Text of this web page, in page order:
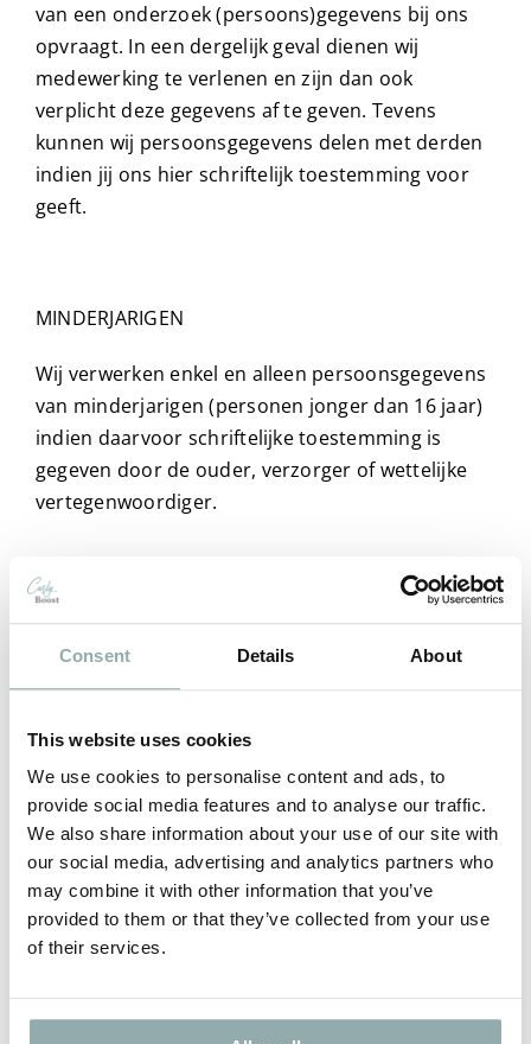
Consent Details About
This website uses cookies
We use cookies to personalise content and ads, to
provide social media features and to analyse our traffic.
We also share information about your use of our site with
our social media, advertising and analytics partners who
may combine it with other information that you’ve
provided to them or that they’ve collected from your use
of their services.
van een onderzoek (persoons)gegevens bij ons
opvraagt. In een dergelijk geval dienen wij
medewerking te verlenen en zijn dan ook
verplicht deze gegevens af te geven. Tevens
kunnen wij persoonsgegevens delen met derden
indien jij ons hier schriftelijk toestemming voor
geeft.
MINDERJARIGEN
Wij verwerken enkel en alleen persoonsgegevens
van minderjarigen (personen jonger dan 16 jaar)
indien daarvoor schriftelijke toestemming is
gegeven door de ouder, verzorger of wettelijke
vertegenwoordiger.
HM Care Products BV bewaart persoonsgegevens
waarvoor deze zijn verstrekt dan wel op grond
van de wet is vereist.
BEVEILIGING
Wij hebben passende technische en
persoonsgegevens van jou te beschermen tegen
onrechtmatige verwerking, zo hebben we